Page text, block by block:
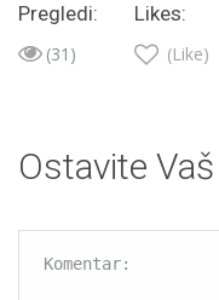
Pregledi:
(31)
Likes:
(Like)
Ostavite